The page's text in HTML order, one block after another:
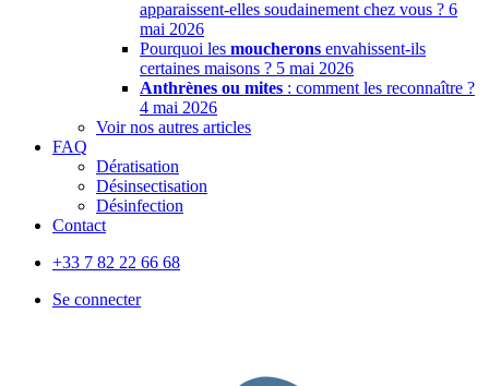
apparaissent-elles soudainement chez vous ? 6
mai 2026
Pourquoi les moucherons envahissent-ils
certaines maisons ? 5 mai 2026
Anthrènes ou mites : comment les reconnaître ?
4 mai 2026
Voir nos autres articles
FAQ
Dératisation
Désinsectisation
Désinfection
Contact
+33 7 82 22 66 68
Se connecter